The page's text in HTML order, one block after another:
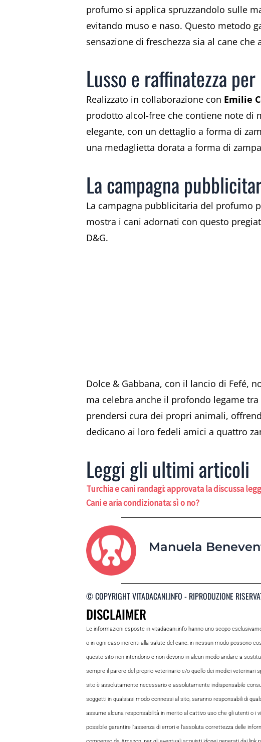
profumo si applica spruzzandolo sulle
evitando muso e naso. Questo metodo
sensazione di freschezza sia al cane che
Lusso e raffinatezza
Realizzato in collaborazione con Emilie
prodotto alcol-free che contiene note di
elegante, con un dettaglio a forma di
una medaglietta dorata a forma di
La campagna
La campagna pubblicitaria del profumo
mostra i cani adornati con questo
D&G.
Dolce & Gabbana, con il lancio di Fefé,
ma celebra anche il profondo legame
prendersi cura dei propri animali,
dedicano ai loro fedeli amici a quattro
Leggi gli ultimi articoli
Turchia e cani randagi: approvata la discussa
Cani e aria condizionata: sì o no?
Manuela
© COPYRIGHT VITADACANI.INFO - RIPRODUZIONE
DISCLAIMER
Le informazioni esposte in vitadacani.info hanno uno scopo
o in ogni caso inerenti alla salute del cane, in nessun modo possono
questo sito non intendono e non devono in alcun modo andare a
sempre il parere del proprio veterinario e/o quello dei medici veterinari
sito è assolutamente necessario e assolutamente indispensabile
soggetti in qualsiasi modo connessi al sito, saranno responsabili di
assume alcuna responsabilità in merito al cattivo uso che gli utenti o i
possibile garantire l’assenza di errori e l’assoluta correttezza delle